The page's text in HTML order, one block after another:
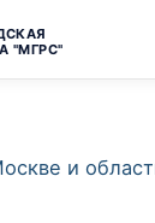
"МГРС"
и